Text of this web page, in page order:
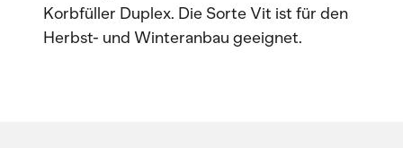
Korbfüller Duplex. Die Sorte Vit ist für den
Herbst- und Winteranbau geeignet.